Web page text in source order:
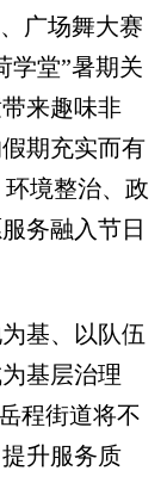
广场舞大赛
学堂”暑期关
来趣味非
期充实而有
境整治、政
务融入节日
基、以队伍
基层治理
程街道将不
升服务质